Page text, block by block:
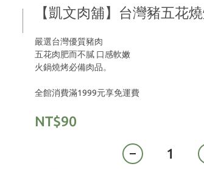
【凱文肉舖】台灣豬五花
嚴選台灣優質豬肉
五花肉肥而不膩 口感軟嫩
火鍋燒烤必備肉品。
全館消費滿1999元享免運費
NT$90